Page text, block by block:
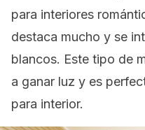
para interiores
destaca mucho y se
blancos. Este tipo de
a ganar luz y es
para interior.